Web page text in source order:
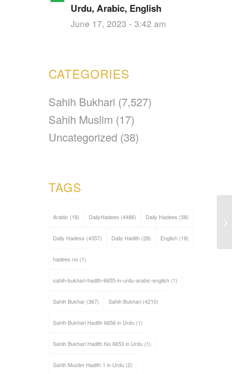
Urdu, Arabic, English
June 17, 2023 - 3:42 am
CATEGORIES
Sahih Bukhari (7,527)
Sahih Muslim (17)
Uncategorized (38)
TAGS
Arabic (18) DailyHadees (4486) Daily Hadees (58)
Daily Hadess (4357) Daily Hadith(28) English(18)
hadees no(1)
sahih-bukhari-hadith-6655-in-urdu-arabic-english(1)
Sahih Bukhar(367) Sahih Bukhari(4210)
Sahih Bukhari Hadith 6656 in Urdu(1)
Sahih Bukhari Hadith No 6653 in Urdu(1)
Sahih Muslim Hadith 1 in Urdu(2)